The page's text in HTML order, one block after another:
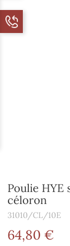
Poulie HYE
céloron
31010/CL/10E
64,80 €